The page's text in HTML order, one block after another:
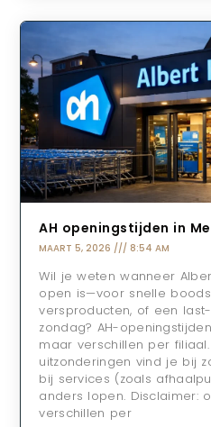
AH openingstijden in
MAART 5, 2026 8:54 AM
Wil je weten wanneer
open is—voor snelle
versproducten, of een
zondag? AH-
maar verschillen per
uitzonderingen vind je bij
bij services (zoals
anders lopen. Disclaimer:
verschillen per